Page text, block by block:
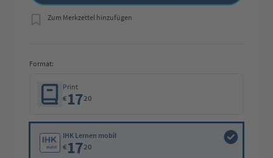
Zum Merkzettel hinzufügen
Format:
Print
€1720
IHK Lernen mobil
€1720